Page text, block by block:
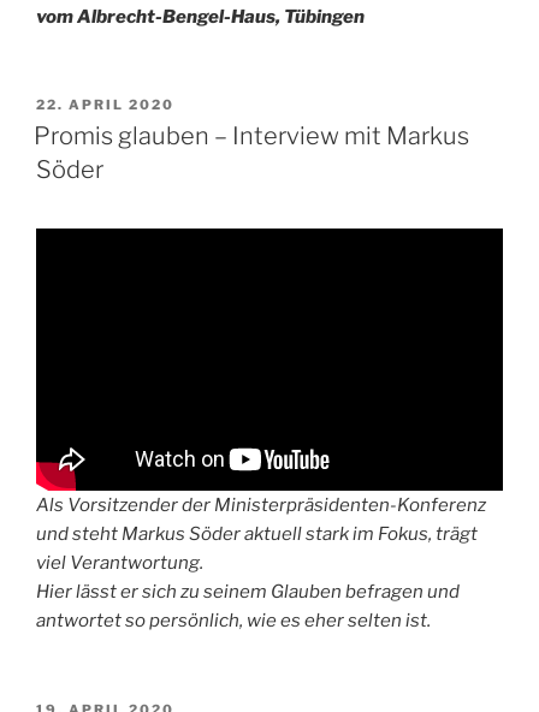
vom Albrecht-Bengel-Haus, Tübingen
VERÖFFENTLICHT
AM
22. APRIL 2020
Promis glauben – Interview mit Markus
Söder
Als Vorsitzender der Ministerpräsidenten-Konferenz
und steht Markus Söder aktuell stark im Fokus, trägt
viel Verantwortung.
Hier lässt er sich zu seinem Glauben befragen und
antwortet so persönlich, wie es eher selten ist.
VERÖFFENTLICHT